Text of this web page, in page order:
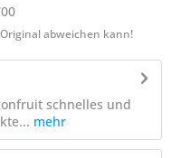
abweichen kann!
schnelles und
mehr